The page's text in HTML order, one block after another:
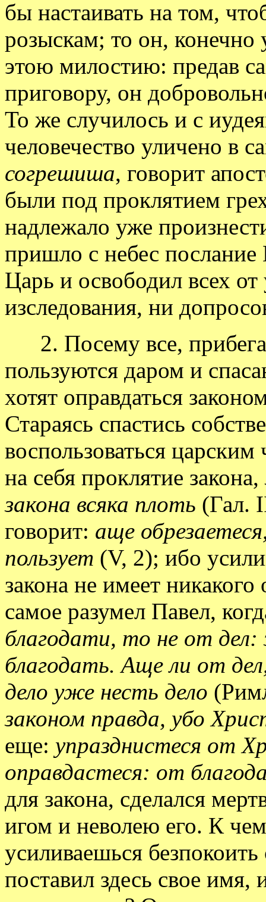
бы настаивать на том,
розыскам; то он, конечно
этою милостию: предав
приговору, он
То же случилось и с
человечество уличено в
согрешиша, говорит
были под проклятием
надлежало уже
пришло с небес
Царь и освободил всех от
изследования, ни
2. Посему все,
пользуются даром и
хотят оправдаться
Стараясь спастись
воспользоваться
на себя проклятие закона,
закона всяка плоть (Гал.
говорит: аще
пользует (V, 2); ибо
закона не имеет
самое разумел Павел,
благодати, то не от
благодать. Аще ли от
дело уже несть дело
законом правда, убо
еще: упразднистеся от
оправдастеся: от
для закона, сделался
игом и неволею его. К
усиливаешься
поставил здесь свое имя,